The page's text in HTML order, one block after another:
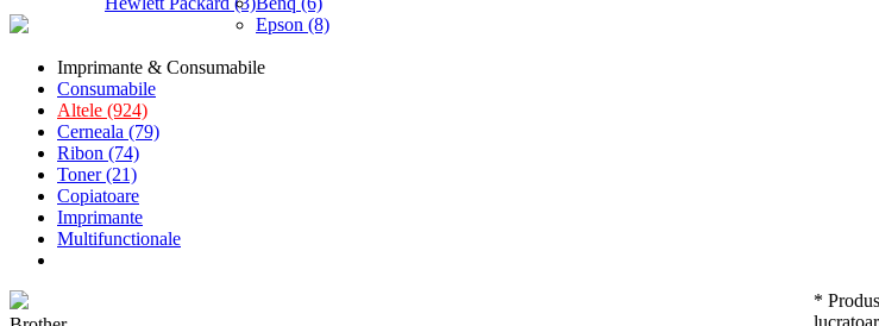
Epson (8)
Imprimante & Consumabile
Consumabile
Altele (924)
Cerneala (79)
Ribon (74)
Toner (21)
Copiatoare
Imprimante
Multifunctionale
*